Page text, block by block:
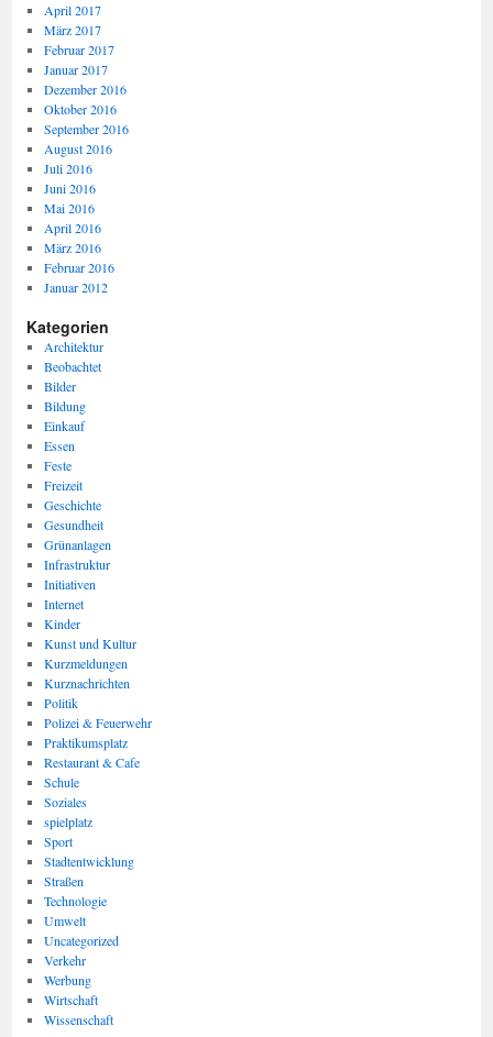
April 2017
März 2017
Februar 2017
Januar 2017
Dezember 2016
Oktober 2016
September 2016
August 2016
Juli 2016
Juni 2016
Mai 2016
April 2016
März 2016
Februar 2016
Januar 2012
Kategorien
Architektur
Beobachtet
Bilder
Bildung
Einkauf
Essen
Feste
Freizeit
Geschichte
Gesundheit
Grünanlagen
Infrastruktur
Initiativen
Internet
Kinder
Kunst und Kultur
Kurzmeldungen
Kurznachrichten
Politik
Polizei & Feuerwehr
Praktikumsplatz
Restaurant & Cafe
Schule
Soziales
spielplatz
Sport
Stadtentwicklung
Straßen
Technologie
Umwelt
Uncategorized
Verkehr
Werbung
Wirtschaft
Wissenschaft